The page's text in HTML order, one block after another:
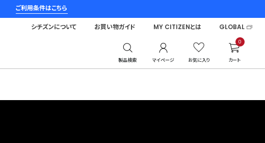
ご利用条件はこちら
製品検索 マイページ お気に入り
0
カート
シチズンについて お買い物ガイド MY CITIZENとは GLOBAL